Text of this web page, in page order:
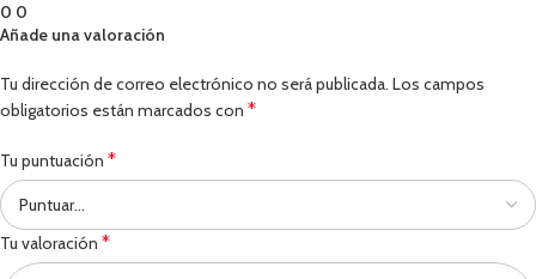
0 0
Añade una valoración
Tu dirección de correo electrónico no será publicada. Los campos
obligatorios están marcados con *
Tu puntuación *
Tu valoración *